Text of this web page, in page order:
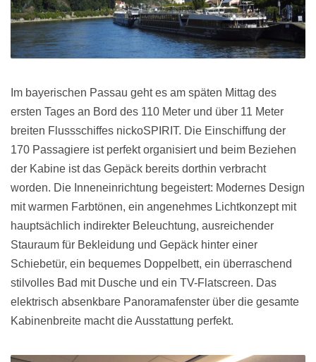
Im bayerischen Passau geht es am späten Mittag des
ersten Tages an Bord des 110 Meter und über 11 Meter
breiten Flussschiffes nickoSPIRIT. Die Einschiffung der
170 Passagiere ist perfekt organisiert und beim Beziehen
der Kabine ist das Gepäck bereits dorthin verbracht
worden. Die Inneneinrichtung begeistert: Modernes Design
mit warmen Farbtönen, ein angenehmes Lichtkonzept mit
hauptsächlich indirekter Beleuchtung, ausreichender
Stauraum für Bekleidung und Gepäck hinter einer
Schiebetür, ein bequemes Doppelbett, ein überraschend
stilvolles Bad mit Dusche und ein TV-Flatscreen. Das
elektrisch absenkbare Panoramafenster über die gesamte
Kabinenbreite macht die Ausstattung perfekt.